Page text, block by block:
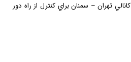
احداث شبكه 6 كانالي تهران – سمنان براي كنترل از راه دور